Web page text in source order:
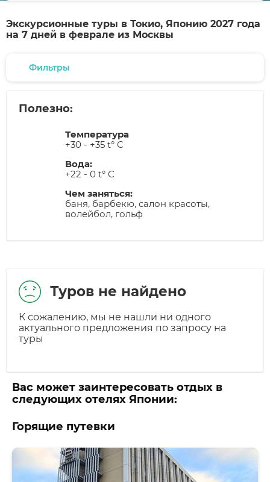
Экскурсионные туры в Токио, Японию 2027 года
на 7 дней в феврале из Москвы
Фильтры
Полезно:
Температура
+30 - +35 t° C
Вода:
+22 - 0 t° C
Чем заняться:
баня, барбекю, салон красоты,
волейбол, гольф
Туров не найдено
К сожалению, мы не нашли ни одного
актуального предложения по запросу на
туры
Вас может заинтересовать отдых в
следующих отелях Японии:
Горящие путевки